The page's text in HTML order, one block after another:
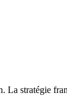
stratégie